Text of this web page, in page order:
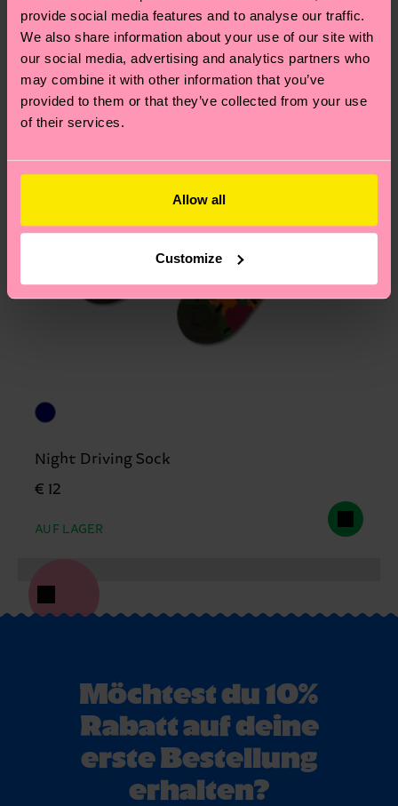
provide social media features and to analyse our traffic.
We also share information about your use of our site with
our social media, advertising and analytics partners who
may combine it with other information that you’ve
provided to them or that they’ve collected from your use
of their services.
Allow all
Customize
Du hast Fragen zu einer Retoure? In unserem
Hilfebereich im Artikel Retouren findest du die
am häufigsten gestellten Fragen.
Night Driving Sock
€ 12
AUF LAGER
Möchtest du 10%
Rabatt auf deine
erste Bestellung
erhalten?